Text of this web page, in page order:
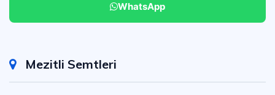
WhatsApp
Mezitli Semtleri